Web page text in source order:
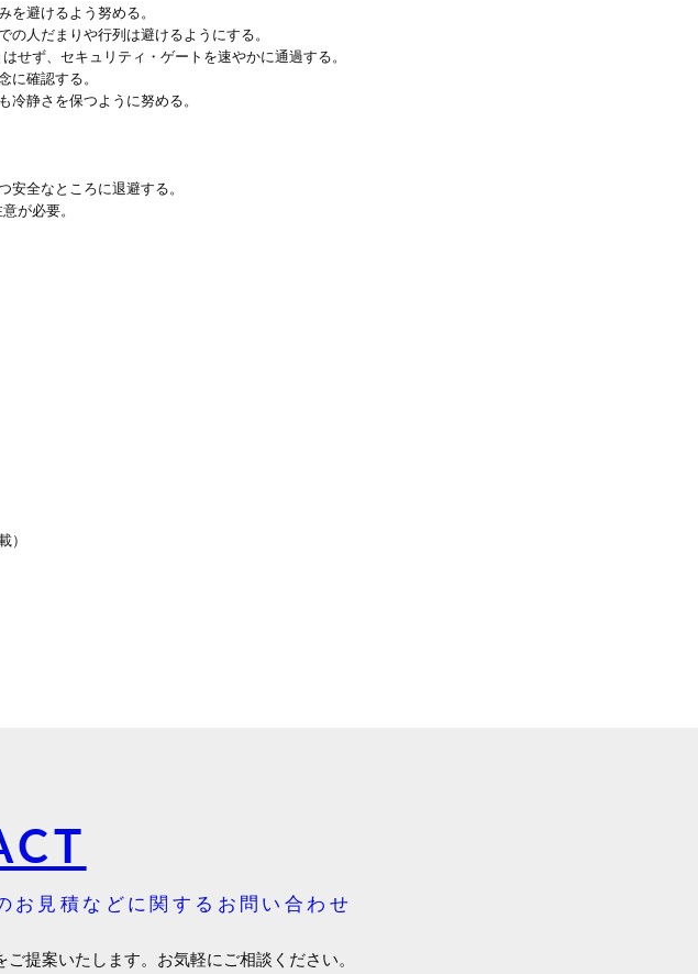
避けるよう努める。
人だまりや行列は避けるようにする。
せず、セキュリティ・ゲートを速やかに通過する。
に確認する。
静さを保つように努める。
全なところに退避する。
が必要。
）
お見積などに関するお問い合わせ
提案いたします。お気軽にご相談ください。